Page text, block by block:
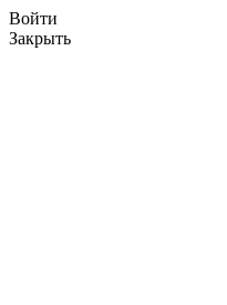
Войти
Закрыть